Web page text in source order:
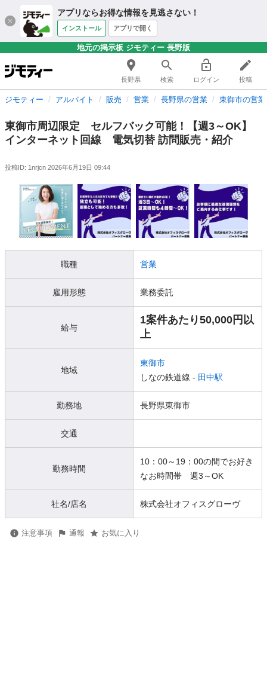
アプリならお得な情報を見逃さない！
インストール アプリで開く
地元の掲示板 ジモティー 長野版
長野県 検索 ログイン 投稿
ジモティー アルバイト 販売 営業 長野県の営業 東御市の営業
東御市周辺限定 セルフバック可能！【週3～OK】
インターネット回線 電気切替 訪問販売・紹介
投稿ID: 1nrjcn 2026年6月19日 09:44
職種 営業
雇用形態 業務委託
給与
1案件あたり50,000円以
上
地域
東御市
しなの鉄道線 - 田中駅
勤務地 長野県東御市
交通
勤務時間
10：00～19：00の間でお好き
なお時間帯 週3～OK
社名/店名 株式会社オフィスグローヴ
注意事項 通報 お気に入り